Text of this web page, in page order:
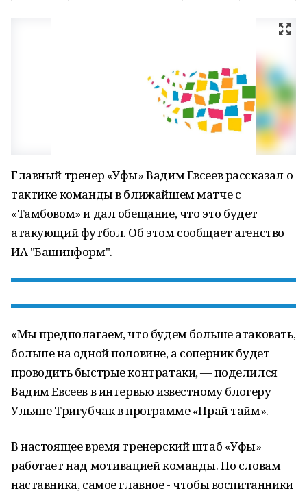
Главный тренер «Уфы» Вадим Евсеев рассказал о
тактике команды в ближайшем матче с
«Тамбовом» и дал обещание, что это будет
атакующий футбол. Об этом сообщает агенство
ИА "Башинформ".
«Мы предполагаем, что будем больше атаковать,
больше на одной половине, а соперник будет
проводить быстрые контратаки, — поделился
Вадим Евсеев в интервью известному блогеру
Ульяне Тригубчак в программе «Прай тайм».
В настоящее время тренерский штаб «Уфы»
работает над мотивацией команды. По словам
наставника, самое главное - чтобы воспитанники